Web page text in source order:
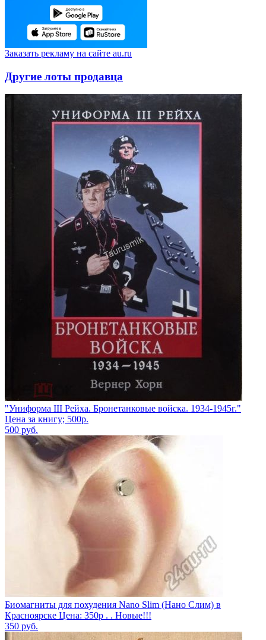
Заказать рекламу на сайте au.ru
Другие лоты продавца
"Униформа III Рейха. Бронетанковые войска. 1934-1945г."
Цена за книгу; 500р.
500 руб.
Биомагниты для похудения Nano Slim (Нано Слим) в
Красноярске Цена: 350р . . Новые!!!
350 руб.